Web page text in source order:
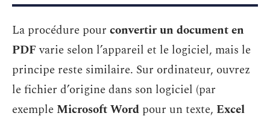
La procédure pour convertir un document en
PDFvarie selon l’appareil et le logiciel, mais le
principe reste similaire. Sur ordinateur, ouvrez
le fichier d’origine dans son logiciel (par
exemple Microsoft Word pour un texte, Excel